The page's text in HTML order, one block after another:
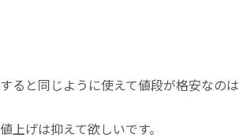
ると同じように使えて値段が格安なのは
上げは抑えて欲しいです。